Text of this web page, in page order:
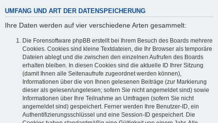
UMFANG UND ART DER DATENSPEICHERUNG
Ihre Daten werden auf vier verschiedene Arten gesammelt:
Die Forensoftware phpBB erstellt bei Ihrem Besuch des Boards mehrere
Cookies. Cookies sind kleine Textdateien, die Ihr Browser als temporäre
Dateien ablegt und die zwischen den einzelnen Aufrufen des Boards
erhalten bleiben. In diesen Cookies sind die aktuelle ID Ihrer Sitzung
(damit Ihnen alle Seitenaufrufe zugeordnet werden können),
Informationen über die von Ihnen gelesenen Beiträge (zur Markierung
dieser als gelesen/ungelesen; sofern Sie nicht angemeldet sind) sowie
Informationen über Ihre Teilnahme an Umfragen (sofern Sie nicht
angemeldet sind) gespeichert. Ferner werden Ihre Benutzer-ID, ein
Authentifizierungsschlüssel und eine Session-ID gespeichert. Die